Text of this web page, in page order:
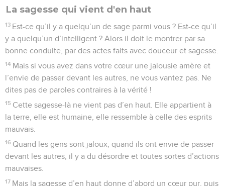
La sagesse qui vient d'en haut
13 Est-ce qu’il y a quelqu’un de sage parmi vous ? Est-ce qu’il
y a quelqu’un d’intelligent ? Alors il doit le montrer par sa
bonne conduite, par des actes faits avec douceur et sagesse.
14 Mais si vous avez dans votre cœur une jalousie amère et
l’envie de passer devant les autres, ne vous vantez pas. Ne
dites pas de paroles contraires à la vérité !
15 Cette sagesse-là ne vient pas d’en haut. Elle appartient à
la terre, elle est humaine, elle ressemble à celle des esprits
mauvais.
16 Quand les gens sont jaloux, quand ils ont envie de passer
devant les autres, il y a du désordre et toutes sortes d’actions
mauvaises.
17 Mais la sagesse d’en haut donne d’abord un cœur pur, puis